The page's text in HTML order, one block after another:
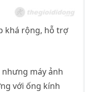
khá rộng, hỗ trợ
nhưng máy ảnh
với ống kính